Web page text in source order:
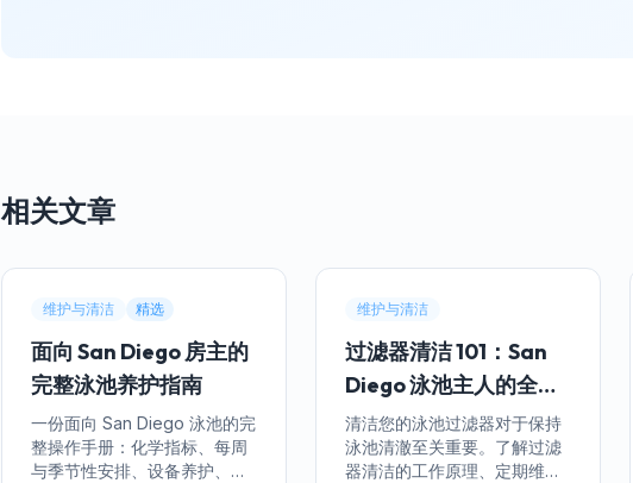
相关文章
维护与清洁 精选
面向 San Diego 房主的
完整泳池养护指南
一份面向 San Diego 泳池的完
整操作手册：化学指标、每周
与季节性安排、设备养护、其
维护与清洁
过滤器清洁 101：San
Diego 泳池主人的全面
指南
清洁您的泳池过滤器对于保持
泳池清澈至关重要。了解过滤
器清洁的工作原理、定期维护